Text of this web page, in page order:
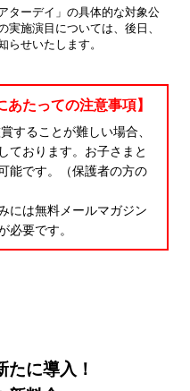
ターデイ」の具体的な対象公
施演目については、後日、
らせいたします。
あたっての注意事項】
することが難しい場合、
ております。お子さまと
能です。（保護者の方の
には無料メールマガジン
必要です。
たに導入！